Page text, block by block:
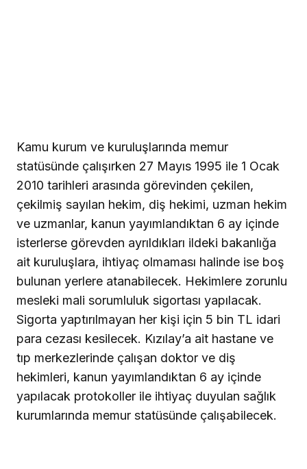
Kamu kurum ve kuruluşlarında memur
statüsünde çalışırken 27 Mayıs 1995 ile 1 Ocak
2010 tarihleri arasında görevinden çekilen,
çekilmiş sayılan hekim, diş hekimi, uzman hekim
ve uzmanlar, kanun yayımlandıktan 6 ay içinde
isterlerse görevden ayrıldıkları ildeki bakanlığa
ait kuruluşlara, ihtiyaç olmaması halinde ise boş
bulunan yerlere atanabilecek. Hekimlere zorunlu
mesleki mali sorumluluk sigortası yapılacak.
Sigorta yaptırılmayan her kişi için 5 bin TL idari
para cezası kesilecek. Kızılay’a ait hastane ve
tıp merkezlerinde çalışan doktor ve diş
hekimleri, kanun yayımlandıktan 6 ay içinde
yapılacak protokoller ile ihtiyaç duyulan sağlık
kurumlarında memur statüsünde çalışabilecek.